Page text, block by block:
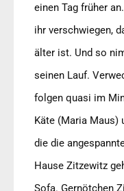
einen Tag früher
ihr verschwiegen,
älter ist. Und so
seinen Lauf.
folgen quasi im
Käte (Maria Maus)
die die
Hause Zitzewitz
Sofa. Gernötchen